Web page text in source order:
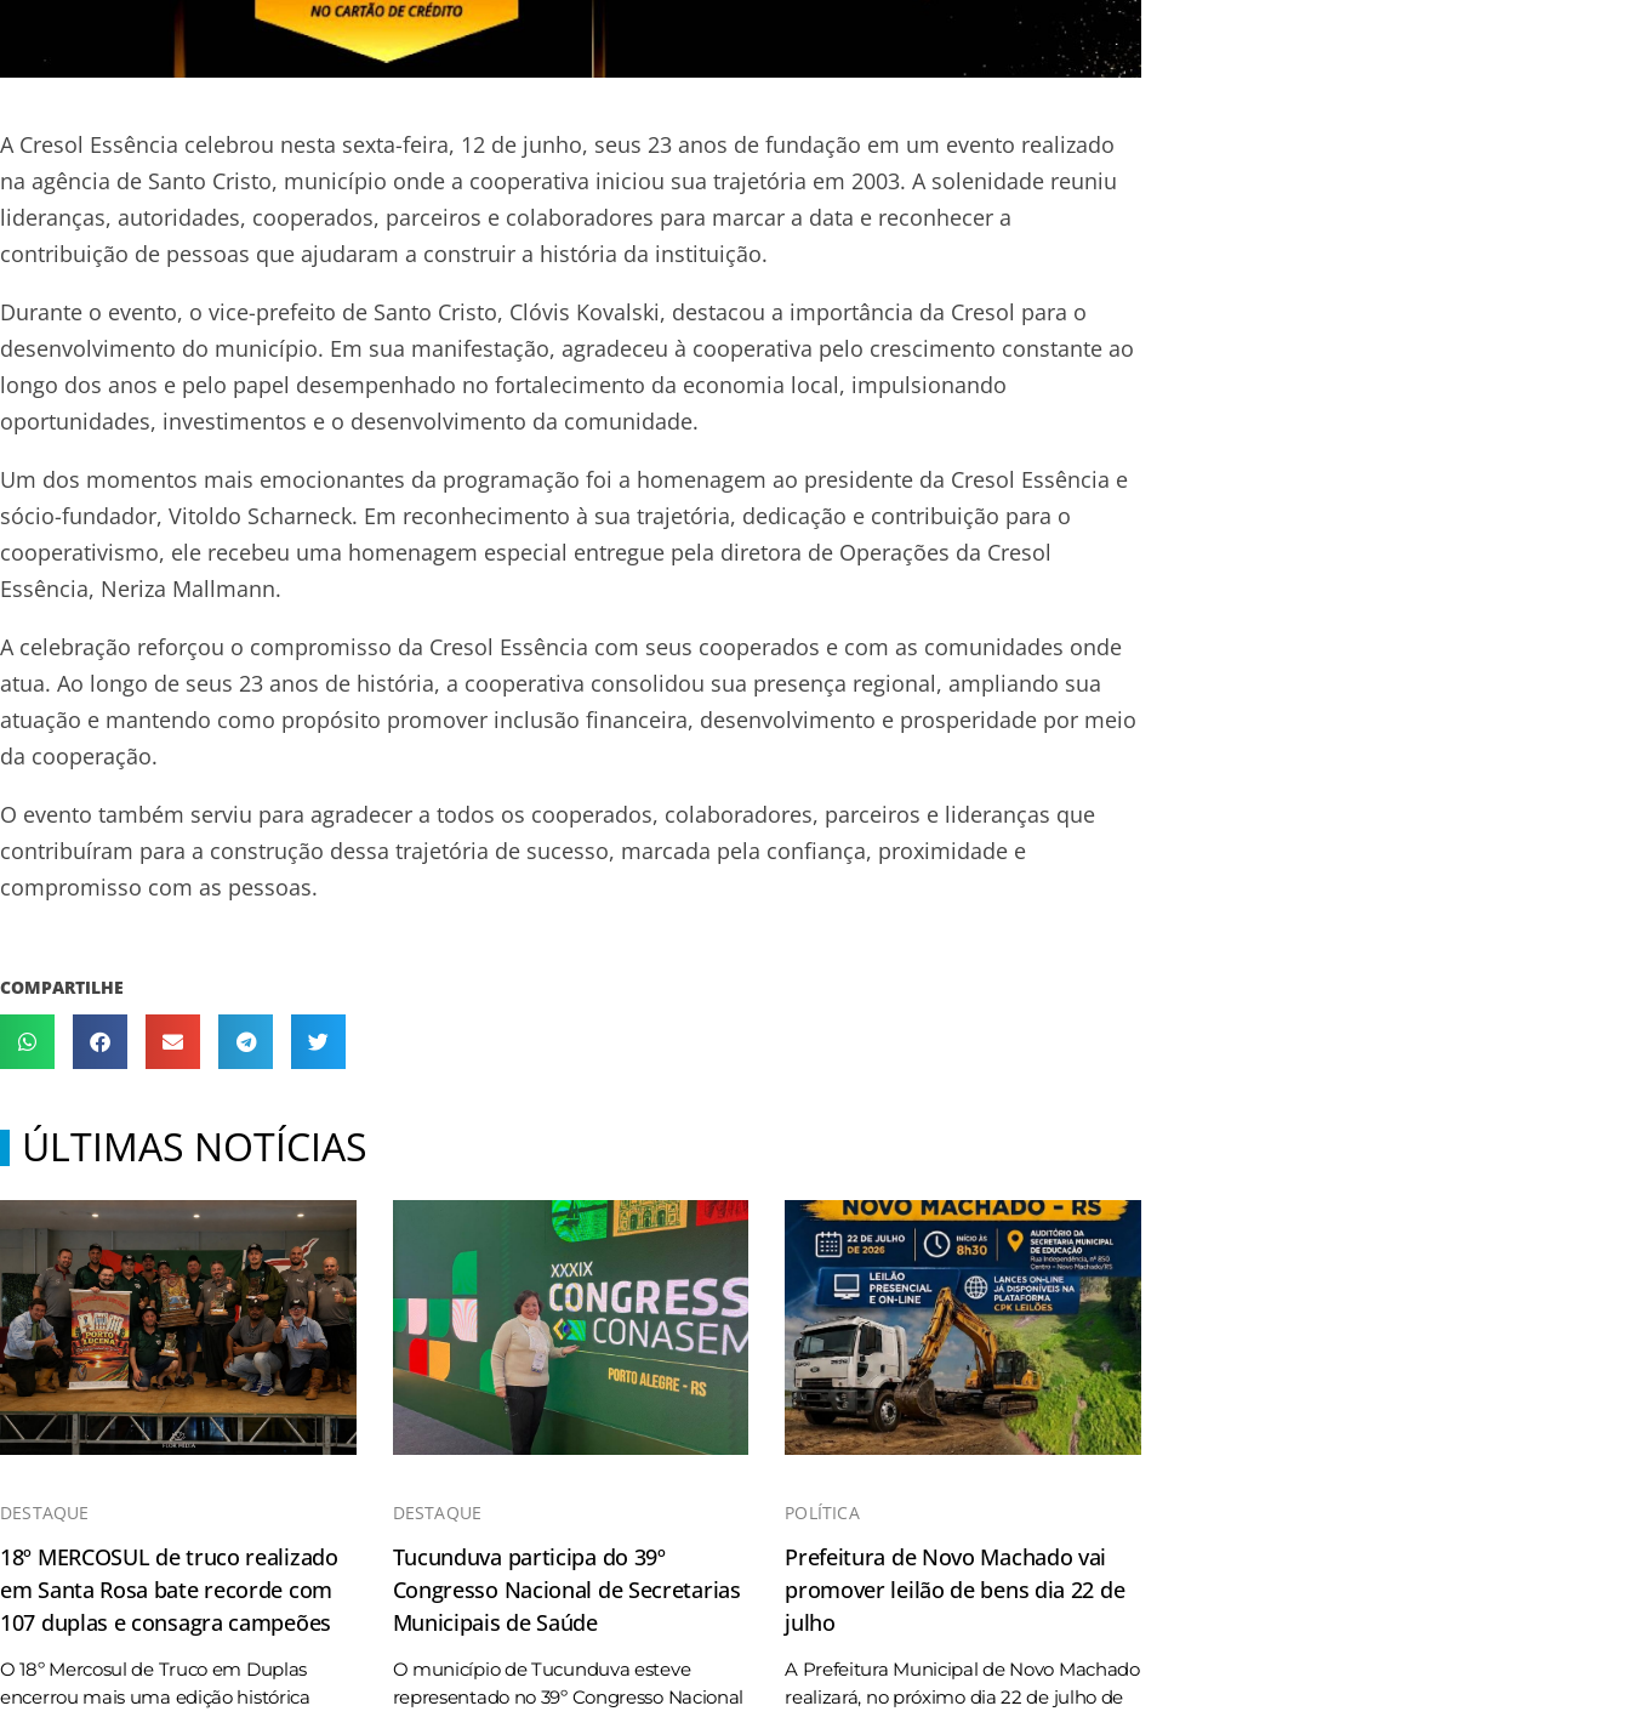
A Cresol Essência celebrou nesta sexta-feira, 12 de junho, seus 23 anos de fundação em um evento realizado
na agência de Santo Cristo, município onde a cooperativa iniciou sua trajetória em 2003. A solenidade reuniu
lideranças, autoridades, cooperados, parceiros e colaboradores para marcar a data e reconhecer a
contribuição de pessoas que ajudaram a construir a história da instituição.
Durante o evento, o vice-prefeito de Santo Cristo, Clóvis Kovalski, destacou a importância da Cresol para o
desenvolvimento do município. Em sua manifestação, agradeceu à cooperativa pelo crescimento constante ao
longo dos anos e pelo papel desempenhado no fortalecimento da economia local, impulsionando
oportunidades, investimentos e o desenvolvimento da comunidade.
Um dos momentos mais emocionantes da programação foi a homenagem ao presidente da Cresol Essência e
sócio-fundador, Vitoldo Scharneck. Em reconhecimento à sua trajetória, dedicação e contribuição para o
cooperativismo, ele recebeu uma homenagem especial entregue pela diretora de Operações da Cresol
Essência, Neriza Mallmann.
A celebração reforçou o compromisso da Cresol Essência com seus cooperados e com as comunidades onde
atua. Ao longo de seus 23 anos de história, a cooperativa consolidou sua presença regional, ampliando sua
atuação e mantendo como propósito promover inclusão financeira, desenvolvimento e prosperidade por meio
da cooperação.
O evento também serviu para agradecer a todos os cooperados, colaboradores, parceiros e lideranças que
contribuíram para a construção dessa trajetória de sucesso, marcada pela confiança, proximidade e
compromisso com as pessoas.
COMPARTILHE
ÚLTIMAS NOTÍCIAS
DESTAQUE
18º MERCOSUL de truco realizado
em Santa Rosa bate recorde com
107 duplas e consagra campeões
O 18º Mercosul de Truco em Duplas
encerrou mais uma edição histórica
DESTAQUE
Tucunduva participa do 39º
Congresso Nacional de Secretarias
Municipais de Saúde
O município de Tucunduva esteve
representado no 39º Congresso Nacional
POLÍTICA
Prefeitura de Novo Machado vai
promover leilão de bens dia 22 de
julho
A Prefeitura Municipal de Novo Machado
realizará, no próximo dia 22 de julho de